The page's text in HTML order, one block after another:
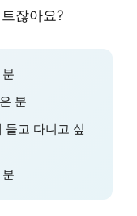
잖아요?
분
들고 다니고 싶